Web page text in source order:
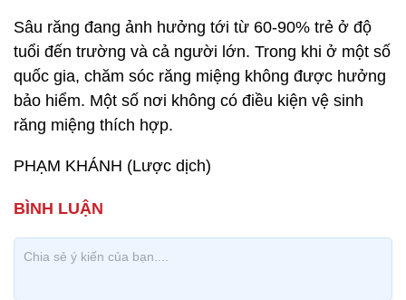
Sâu răng đang ảnh hưởng tới từ 60-90% trẻ ở độ
tuổi đến trường và cả người lớn. Trong khi ở một số
quốc gia, chăm sóc răng miệng không được hưởng
bảo hiểm. Một số nơi không có điều kiện vệ sinh
răng miệng thích hợp.
PHẠM KHÁNH (Lược dịch)